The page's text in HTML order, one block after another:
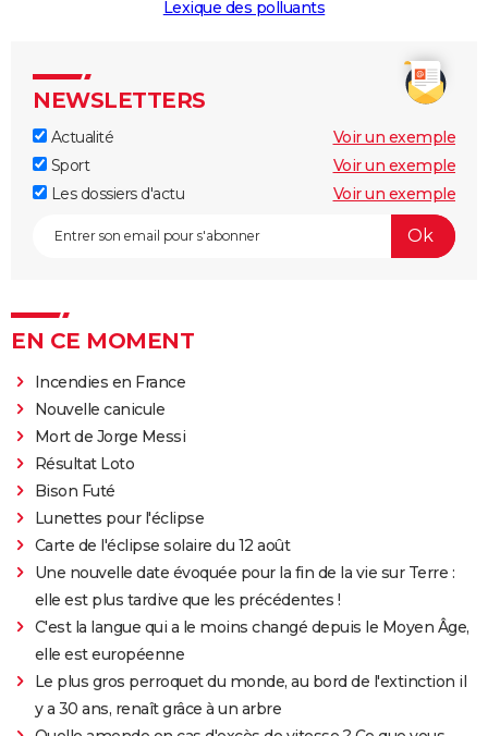
Lexique des polluants
NEWSLETTERS
Actualité
Voir un exemple
Sport
Voir un exemple
Les dossiers d'actu
Voir un exemple
EN CE MOMENT
Incendies en France
Nouvelle canicule
Mort de Jorge Messi
Résultat Loto
Bison Futé
Lunettes pour l'éclipse
Carte de l'éclipse solaire du 12 août
Une nouvelle date évoquée pour la fin de la vie sur Terre :
elle est plus tardive que les précédentes !
C'est la langue qui a le moins changé depuis le Moyen Âge,
elle est européenne
Le plus gros perroquet du monde, au bord de l'extinction il
y a 30 ans, renaît grâce à un arbre